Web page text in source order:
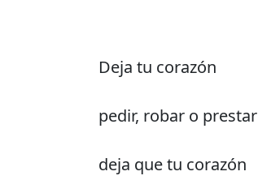
Deja tu corazón
pedir, robar o prestar
deja que tu corazón